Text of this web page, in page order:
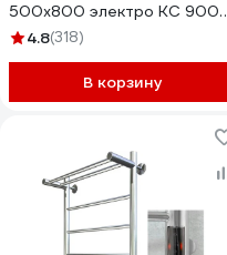
500x800 электро КС 9003
матовый 4670078527486
4.8(318)
В корзину